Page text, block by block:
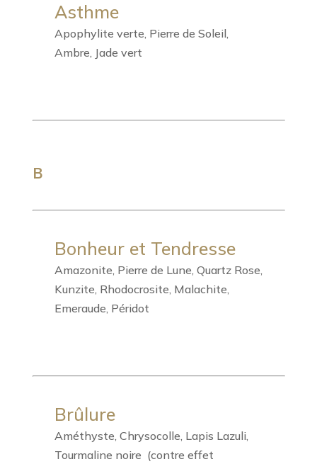
Asthme
Apophylite verte, Pierre de Soleil,
Ambre, Jade vert
B
Bonheur et Tendresse
Amazonite, Pierre de Lune, Quartz Rose,
Kunzite, Rhodocrosite, Malachite,
Emeraude, Péridot
Brûlure
Améthyste, Chrysocolle, Lapis Lazuli,
Tourmaline noire (contre effet